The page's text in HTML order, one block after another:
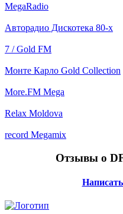
MegaRadio
Авторадио Дискотека 80-х
7 / Gold FM
Монте Карло Gold Collection
More.FM Mega
Relax Moldova
record Megamix
Отзывы о